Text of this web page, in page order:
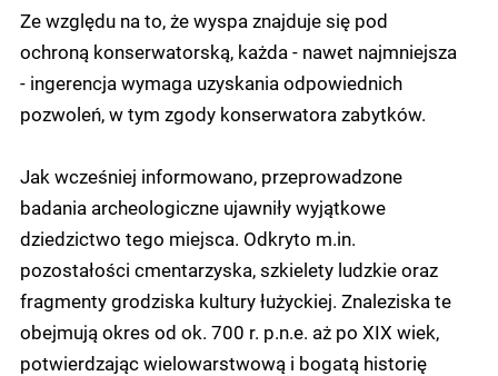
Ze względu na to, że wyspa znajduje się pod
ochroną konserwatorską, każda - nawet najmniejsza
- ingerencja wymaga uzyskania odpowiednich
pozwoleń, w tym zgody konserwatora zabytków.
Jak wcześniej informowano, przeprowadzone
badania archeologiczne ujawniły wyjątkowe
dziedzictwo tego miejsca. Odkryto m.in.
pozostałości cmentarzyska, szkielety ludzkie oraz
fragmenty grodziska kultury łużyckiej. Znaleziska te
obejmują okres od ok. 700 r. p.n.e. aż po XIX wiek,
potwierdzając wielowarstwową i bogatą historię